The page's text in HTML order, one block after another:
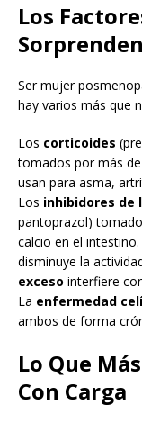
Los
Ser mujer
hay varios más que
Los corticoides
tomados por más
usan para asma,
Los inhibidores de
pantoprazol)
calcio en el intestino.
disminuye la
exceso interfiere
La enfermedad
ambos de forma
Lo Que
Con Carga